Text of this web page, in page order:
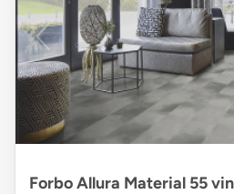
Forbo Allura Material 55